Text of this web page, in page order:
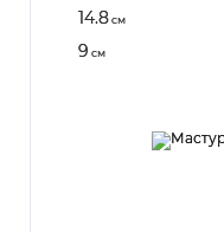
14.8см
9 см